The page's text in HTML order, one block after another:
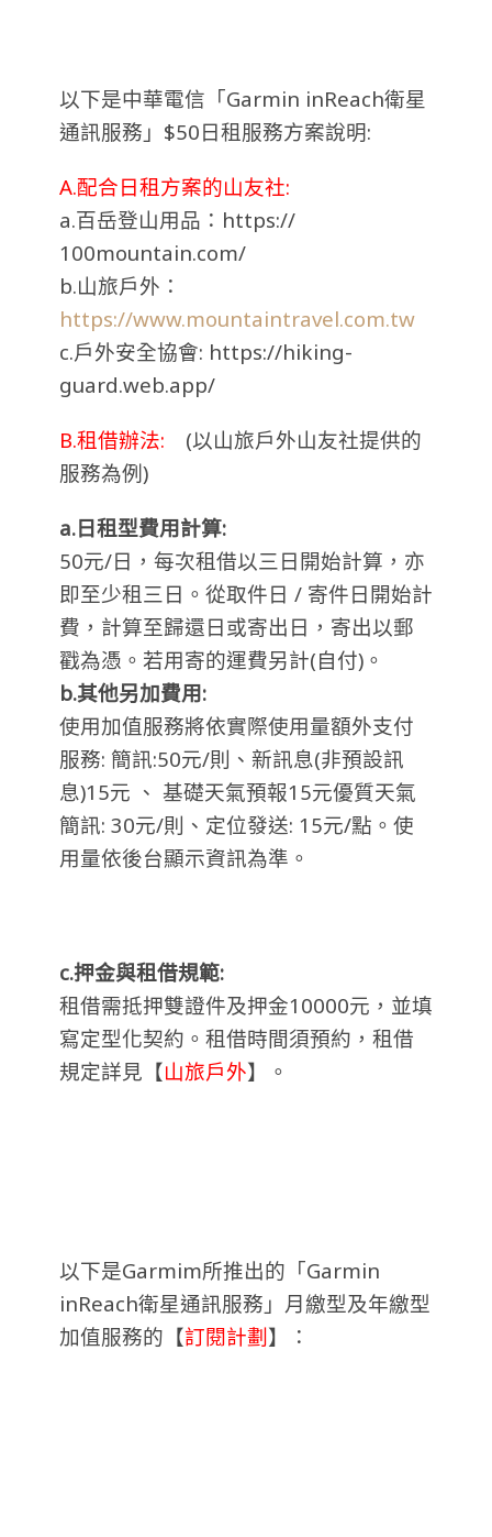
以下是中華電信「Garmin inReach衛星
通訊服務」$50日租服務方案說明:
A.配合日租方案的山友社:
a.百岳登山用品：https://
100mountain.com/
b.山旅戶外：
https://www.mountaintravel.com.tw
c.戶外安全協會: https://hiking-
guard.web.app/
B.租借辦法: (以山旅戶外山友社提供的
服務為例)
a.日租型費用計算:
50元/日，每次租借以三日開始計算，亦
即至少租三日。從取件日 / 寄件日開始計
費，計算至歸還日或寄出日，寄出以郵
戳為憑。若用寄的運費另計(自付)。
b.其他另加費用:
使用加值服務將依實際使用量額外支付
服務: 簡訊:50元/則、新訊息(非預設訊
息)15元 、 基礎天氣預報15元優質天氣
簡訊: 30元/則、定位發送: 15元/點。使
用量依後台顯示資訊為準。
c.押金與租借規範:
租借需抵押雙證件及押金10000元，並填
寫定型化契約。租借時間須預約，租借
規定詳見【山旅戶外】。
以下是Garmim所推出的「Garmin
inReach衛星通訊服務」月繳型及年繳型
加值服務的【訂閱計劃】：